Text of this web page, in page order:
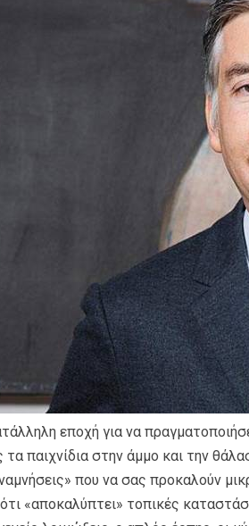
εποχή για να
παιχνίδια στην άμμο και την
που να σας προκαλούν
«αποκαλύπτει» τοπικές